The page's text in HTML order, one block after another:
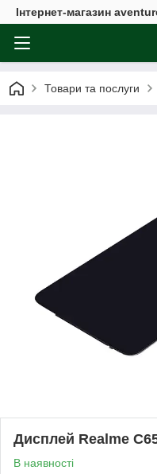
Інтернет-магазин
Товари та послуги
Дисплей Realme
В наявності